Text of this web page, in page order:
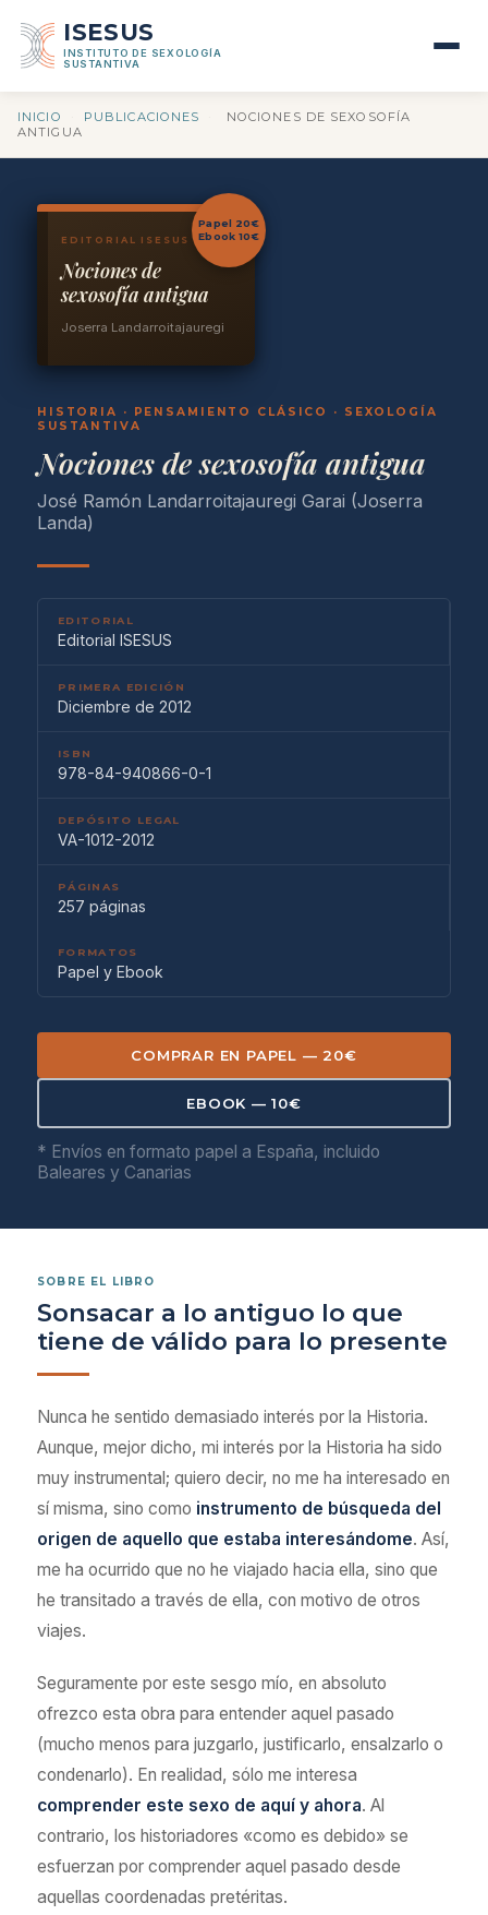
ISESUS
INSTITUTO DE SEXOLOGÍA
SUSTANTIVA
INICIO PUBLICACIONES
NOCIONES DE SEXOSOFÍA
ANTIGUA
EDITORIAL ISESUS
Nociones de
sexosofía antigua
Joserra Landarroitajauregi
Papel 20€
Ebook 10€
HISTORIA · PENSAMIENTO CLÁSICO · SEXOLOGÍA
SUSTANTIVA
Nociones de sexosofía antigua
José Ramón Landarroitajauregi Garai (Joserra
Landa)
EDITORIAL
Editorial ISESUS
PRIMERA EDICIÓN
Diciembre de 2012
ISBN
978-84-940866-0-1
DEPÓSITO LEGAL
VA-1012-2012
PÁGINAS
257 páginas
FORMATOS
Papel y Ebook
COMPRAR EN PAPEL — 20€
EBOOK — 10€
* Envíos en formato papel a España, incluido
Baleares y Canarias
SOBRE EL LIBRO
Sonsacar a lo antiguo lo que
tiene de válido para lo presente
Nunca he sentido demasiado interés por la Historia.
Aunque, mejor dicho, mi interés por la Historia ha sido
muy instrumental; quiero decir, no me ha interesado en
sí misma, sino como instrumento de búsqueda del
origen de aquello que estaba interesándome. Así,
me ha ocurrido que no he viajado hacia ella, sino que
he transitado a través de ella, con motivo de otros
viajes.
Seguramente por este sesgo mío, en absoluto
ofrezco esta obra para entender aquel pasado
(mucho menos para juzgarlo, justificarlo, ensalzarlo o
condenarlo). En realidad, sólo me interesa
comprender este sexo de aquí y ahora. Al
contrario, los historiadores «como es debido» se
esfuerzan por comprender aquel pasado desde
aquellas coordenadas pretéritas.